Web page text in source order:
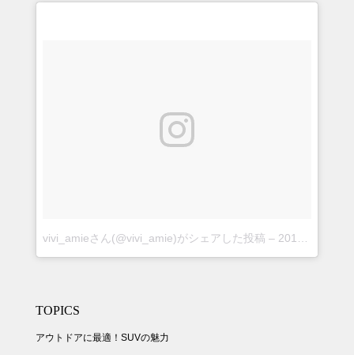
vivi_amieさん(@vivi_amie)がシェアした投稿 – 2018年 8月月30日午後5時24分PDT
TOPICS
アウトドアに最適！SUVの魅力